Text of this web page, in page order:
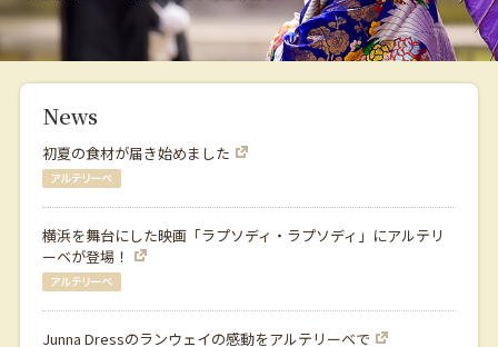
News
初夏の食材が届き始めました
横浜を舞台にした映画「ラプソディ・ラプソディ」にアルテリ
ーベが登場！
Junna Dressのランウェイの感動をアルテリーベで